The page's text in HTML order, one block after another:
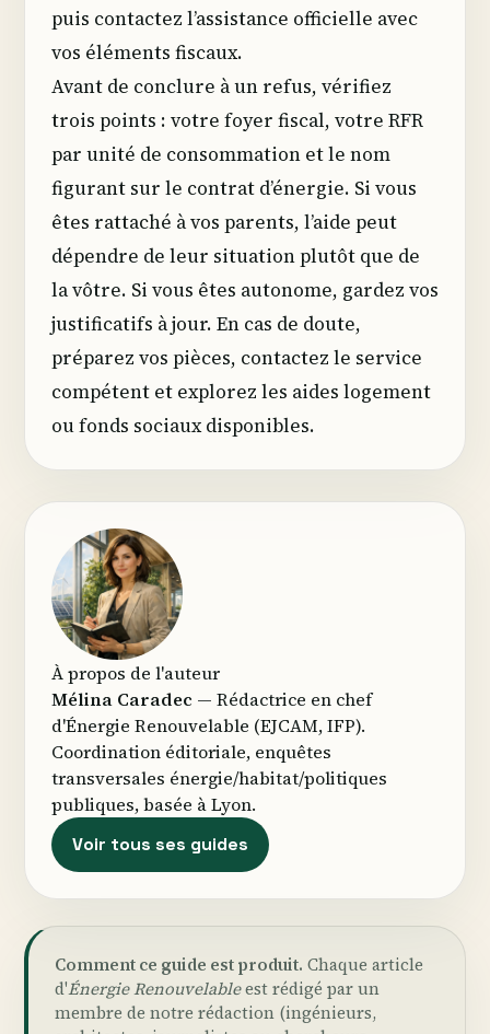
puis contactez l’assistance officielle avec
vos éléments fiscaux.
Avant de conclure à un refus, vérifiez
trois points : votre foyer fiscal, votre RFR
par unité de consommation et le nom
figurant sur le contrat d’énergie. Si vous
êtes rattaché à vos parents, l’aide peut
dépendre de leur situation plutôt que de
la vôtre. Si vous êtes autonome, gardez vos
justificatifs à jour. En cas de doute,
préparez vos pièces, contactez le service
compétent et explorez les aides logement
ou fonds sociaux disponibles.
À propos de l'auteur
Mélina Caradec — Rédactrice en chef
d'Énergie Renouvelable (EJCAM, IFP).
Coordination éditoriale, enquêtes
transversales énergie/habitat/politiques
publiques, basée à Lyon.
Voir tous ses guides
Comment ce guide est produit. Chaque article
d'Énergie Renouvelableest rédigé par un
membre de notre rédaction (ingénieurs,